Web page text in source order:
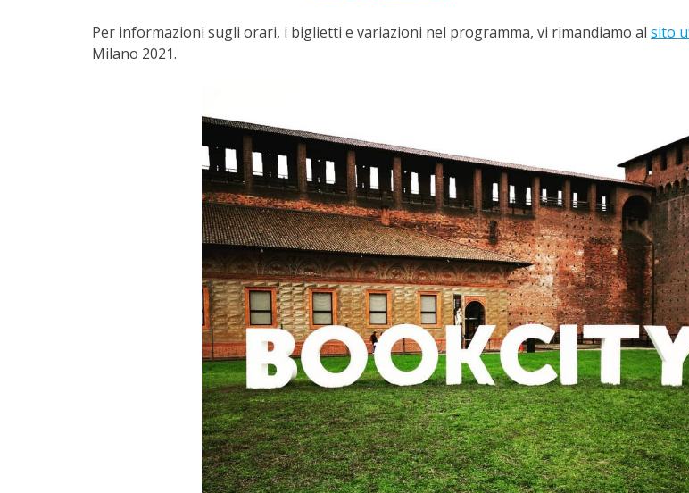
Per informazioni sugli orari, i biglietti e variazioni nel programma, vi rimandiamo al sito
Milano 2021.